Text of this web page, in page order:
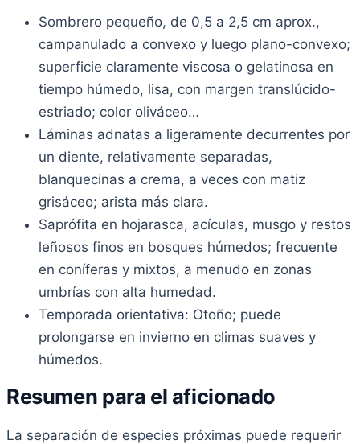
Sombrero pequeño, de 0,5 a 2,5 cm aprox.,
campanulado a convexo y luego plano-convexo;
superficie claramente viscosa o gelatinosa en
tiempo húmedo, lisa, con margen translúcido-
estriado; color oliváceo…
Láminas adnatas a ligeramente decurrentes por
un diente, relativamente separadas,
blanquecinas a crema, a veces con matiz
grisáceo; arista más clara.
Saprófita en hojarasca, acículas, musgo y restos
leñosos finos en bosques húmedos; frecuente
en coníferas y mixtos, a menudo en zonas
umbrías con alta humedad.
Temporada orientativa: Otoño; puede
prolongarse en invierno en climas suaves y
húmedos.
Resumen para el aficionado
La separación de especies próximas puede requerir